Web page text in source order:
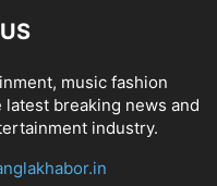
music fashion
breaking news and
industry.